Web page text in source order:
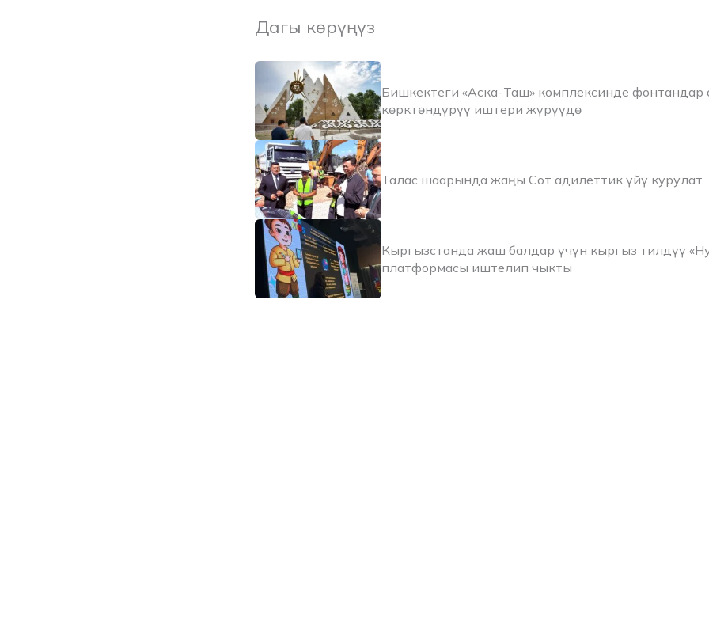
Дагы көрүңүз
Бишкектеги «Аска-Таш» комплексинде фонтандар
көрктөндүрүү иштери жүрүүдө
Талас шаарында жаңы Сот адилеттик үйү курулат
Кыргызстанда жаш балдар үчүн кыргыз тилдүү
платформасы иштелип чыкты